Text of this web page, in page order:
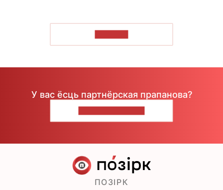
У вас ёсць партнёрская прапанова?
ПОЗІРК